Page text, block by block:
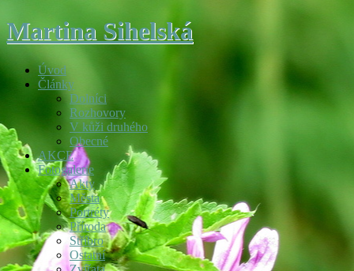
Martina Sihelská
Úvod
Články
Dolníci
Rozhovory
V kůži druhého
Obecné
AKCE
Fotogalerie
Akty
Města
Portréty
Příroda
Stříbro
Ostatní